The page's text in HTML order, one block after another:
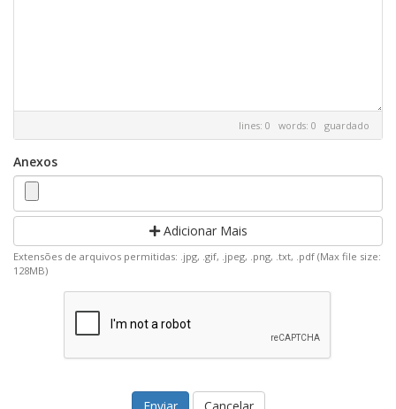
lines: 0 words: 0 guardado
Anexos
Adicionar Mais
Extensões de arquivos permitidas: .jpg, .gif, .jpeg, .png, .txt, .pdf (Max file size:
128MB)